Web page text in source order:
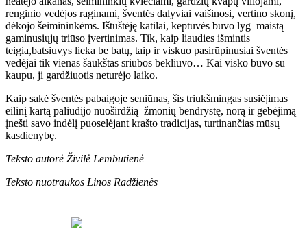
renginio vedėjos raginami, šventės dalyviai vaišinosi, vertino skonį,
dėkojo šeimininkėms. Ištuštėję katilai, keptuvės buvo lyg maistą
gaminusiųjų triūso įvertinimas. Tik, kaip liaudies išmintis
teigia,batsiuvys lieka be batų, taip ir viskuo pasirūpinusiai šventės
vedėjai tik vienas šaukštas sriubos bekliuvo… Kai visko buvo su
kaupu, ji gardžiuotis neturėjo laiko.
Kaip sakė šventės pabaigoje seniūnas, šis triukšmingas susiėjimas
eilinį kartą paliudijo nuoširdžią žmonių bendrystę, norą ir gebėjimą
įnešti savo indėlį puoselėjant krašto tradicijas, turtinančias mūsų
kasdienybę.
Teksto autorė Živilė Lembutienė
Teksto nuotraukos Linos Radžienės